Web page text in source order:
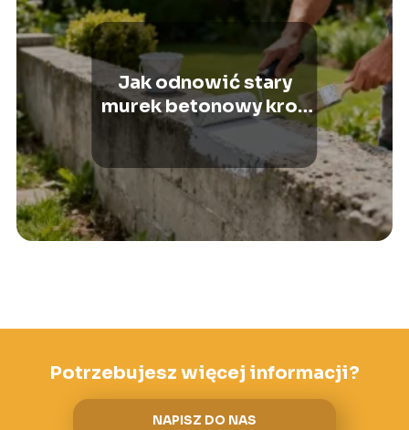
Jak odnowić stary
murek betonowy krok
po kroku?
Potrzebujesz więcej informacji?
NAPISZ DO NAS